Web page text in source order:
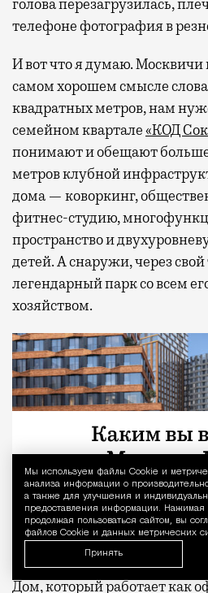
Мы используем файлы Сookie и
анализа информации о
а также для улучшения и
предоставления информации. Нажимая
продолжая пользоваться сайтом, вы
файлов Cookie и данных метрических
Принять
голова перезагрузилась,
телефоне фотография в
И вот что я думаю.
самом хорошем смысле
квадратных метров, нам
семейном квартале«КОД
понимают и обещают
метров клубной
дома — коворкинг,
фитнес-студию,
пространство и
детей. А снаружи, через
легендарный парк со всем
хозяйством.
Дом, который работает как